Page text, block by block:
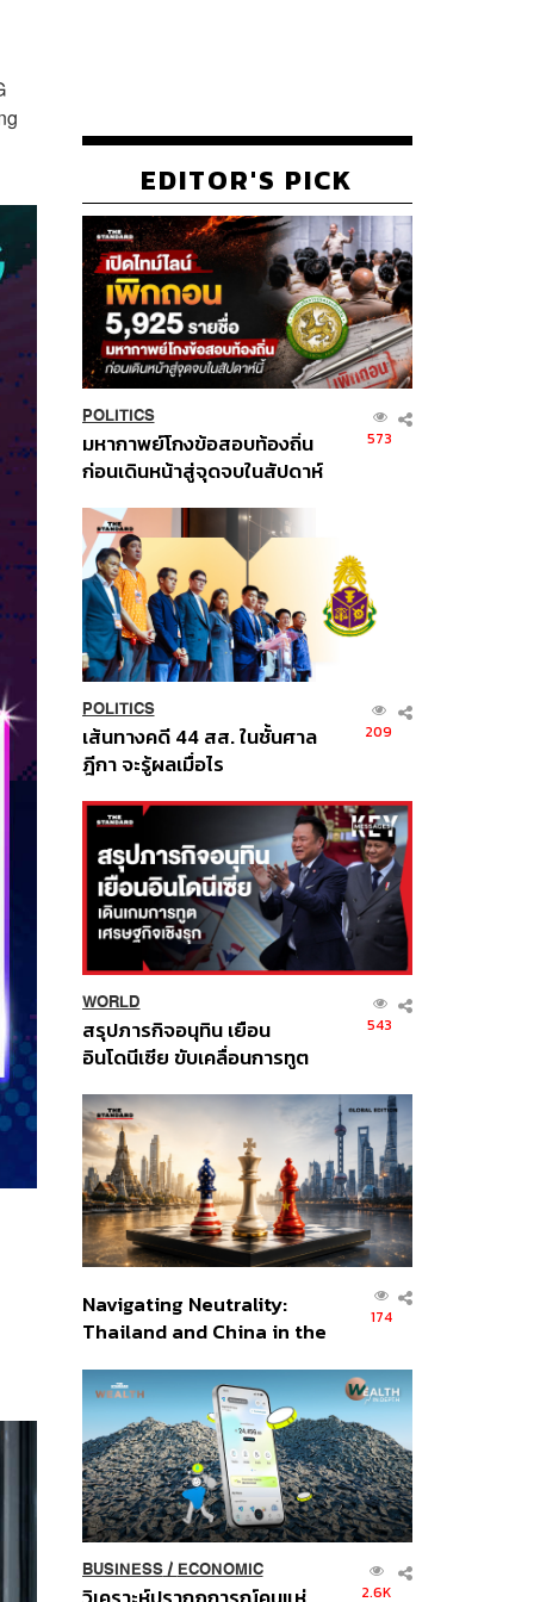
EDITOR'S PICK
POLITICS
มหากาพย์โกงข้อสอบท้องถิ่น
ก่อนเดินหน้าสู่จุดจบในสัปดาห์
573
POLITICS
เส้นทางคดี 44 สส. ในชั้นศาล
ฎีกา จะรู้ผลเมื่อไร
209
WORLD
สรุปภารกิจอนุทิน เยือน
อินโดนีเซีย ขับเคลื่อนการทูต
ส่วนยุทธศาสตร์ไทย –
อินโดนีเซีย
543
Navigating Neutrality:
Thailand and China in the
Order
174
BUSINESS/ ECONOMIC
2.6K